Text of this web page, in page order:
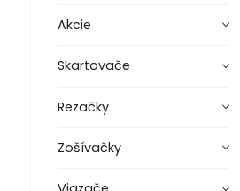
Akcie
Skartovače
Rezačky
Zošívačky